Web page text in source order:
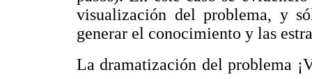
visualización del problema, y
generar el conocimiento y las
La dramatización del problema